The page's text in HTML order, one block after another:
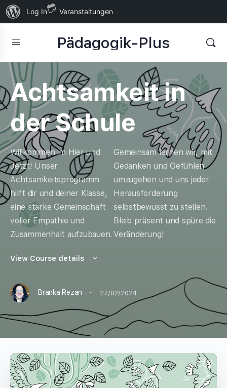
Über
WordPress
Log In Veranstaltungen
Pädagogik-Plus
Achtsamkeit in
der Schule
Willkommen im Hier und
Jetzt! Unser
Achtsamkeitsprogramm
hilft dir und deiner Klasse,
eine starke Gemeinschaft
voller Empathie und
Zusammenhalt aufzubauen.
Gemeinsam lernen wir, mit
Gedanken und Gefühlen
umzugehen und uns jeder
Herausforderung
selbstbewusst zu stellen.
Bleib präsent und spüre die
Veränderung!
View Course details
Branka Rezan · 27/02/2024